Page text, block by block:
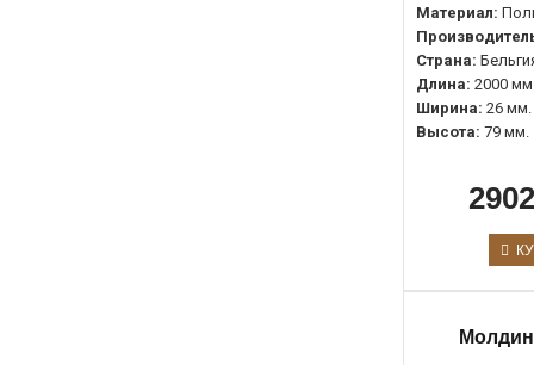
Материал:
Страна:
Длина: 2000 мм
Ширина: 26 мм.
Высота: 79 мм.